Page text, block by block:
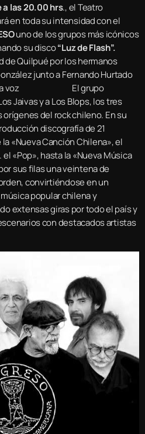
a las 20.00 hrs., el Teatro
en toda su intensidad con el
uno de los grupos más icónicos
su disco“Luz de Flash”.
de Quilpué por los hermanos
junto a Fernando Hurtado
en la voz El grupo
Jaivas y a Los Blops, los tres
del rock chileno. En su
discografía de 21
«Nueva Canción Chilena», el
el «Pop», hasta la «Nueva Música
sus filas una veintena de
convirtiéndose en un
popular chilena y
extensas giras por todo el país y
con destacados artistas